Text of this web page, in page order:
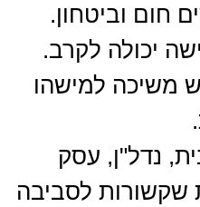
חום וביטחון.
יכולה לקרב.
משיכה למישהו
נדל"ן, עסק
לסביבה